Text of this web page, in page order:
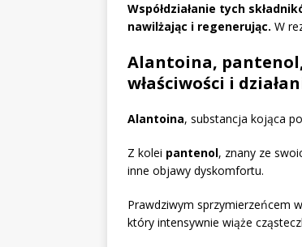
Współdziałanie tych
nawilżając i regenerując. W
Alantoina,
właściwości i
Alantoina, substancja kojąca
Z kolei pantenol, znany ze
inne objawy dyskomfortu.
Prawdziwym sprzymierzeńcem
który intensywnie wiąże